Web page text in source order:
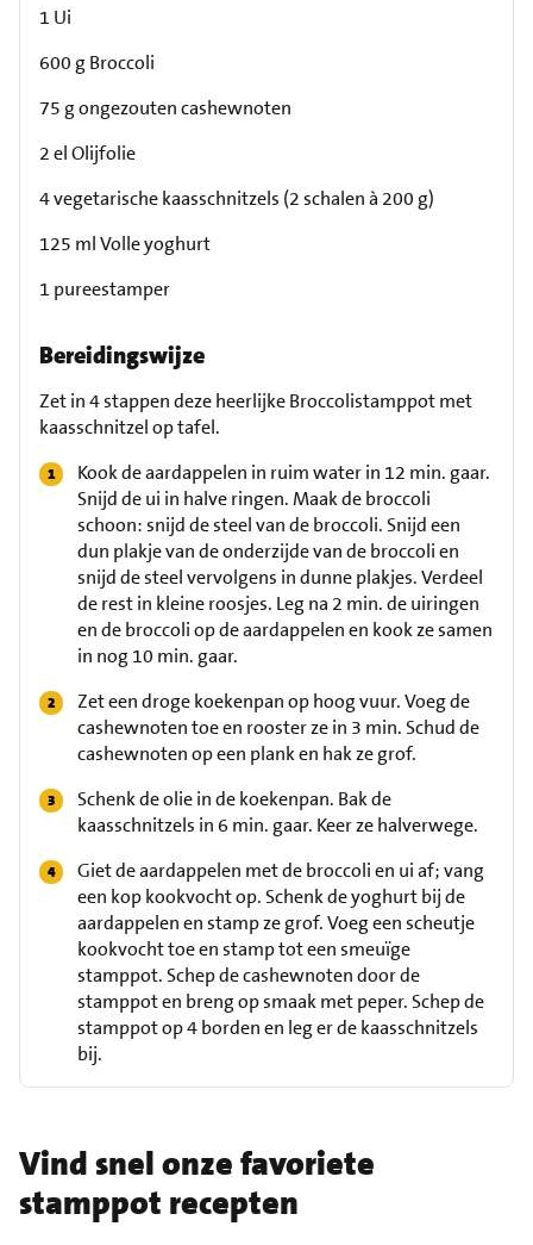
1 Ui
600 g Broccoli
75 g ongezouten cashewnoten
2 el Olijfolie
4 vegetarische kaasschnitzels (2 schalen à 200 g)
125 ml Volle yoghurt
1 pureestamper
Bereidingswijze
Zet in 4 stappen deze heerlijke Broccolistamppot met
kaasschnitzel op tafel.
Kook de aardappelen in ruim water in 12 min. gaar.
Snijd de ui in halve ringen. Maak de broccoli
schoon: snijd de steel van de broccoli. Snijd een
dun plakje van de onderzijde van de broccoli en
snijd de steel vervolgens in dunne plakjes. Verdeel
de rest in kleine roosjes. Leg na 2 min. de uiringen
en de broccoli op de aardappelen en kook ze samen
in nog 10 min. gaar.
Zet een droge koekenpan op hoog vuur. Voeg de
cashewnoten toe en rooster ze in 3 min. Schud de
cashewnoten op een plank en hak ze grof.
Schenk de olie in de koekenpan. Bak de
kaasschnitzels in 6 min. gaar. Keer ze halverwege.
Giet de aardappelen met de broccoli en ui af; vang
een kop kookvocht op. Schenk de yoghurt bij de
aardappelen en stamp ze grof. Voeg een scheutje
kookvocht toe en stamp tot een smeuïge
stamppot. Schep de cashewnoten door de
stamppot en breng op smaak met peper. Schep de
stamppot op 4 borden en leg er de kaasschnitzels
bij.
Vind snel onze favoriete
stamppot recepten